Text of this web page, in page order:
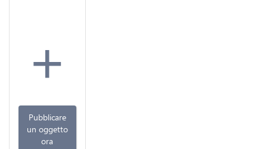
+
Pubblicare
un oggetto
ora